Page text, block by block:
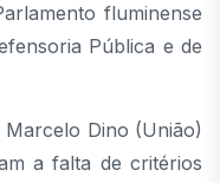
fluminense
Pública e de
Dino (União)
a falta de critérios